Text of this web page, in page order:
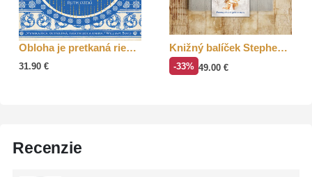
Obloha je pretkaná riekami
31.90€
Knižný balíček Stephen Fry
-33% 49.00 €
Recenzie